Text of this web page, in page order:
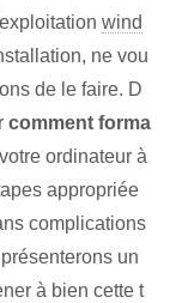
wind
ne vou
de le faire. D
comment ⁤forma
ordinateur à
appropriée
complications
un
à bien cette t